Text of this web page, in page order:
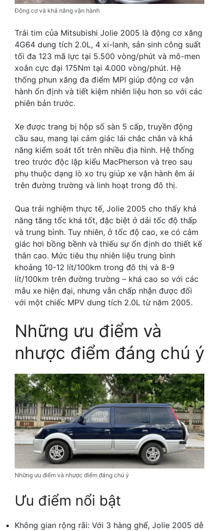
Động cơ và khả năng vận hành
Trái tim của Mitsubishi Jolie 2005 là động cơ xăng
4G64 dung tích 2.0L, 4 xi-lanh, sản sinh công suất
tối đa 123 mã lực tại 5.500 vòng/phút và mô-men
xoắn cực đại 175Nm tại 4.000 vòng/phút. Hệ
thống phun xăng đa điểm MPI giúp động cơ vận
hành ổn định và tiết kiệm nhiên liệu hơn so với các
phiên bản trước.
Xe được trang bị hộp số sàn 5 cấp, truyền động
cầu sau, mang lại cảm giác lái chắc chắn và khả
năng kiểm soát tốt trên nhiều địa hình. Hệ thống
treo trước độc lập kiểu MacPherson và treo sau
phụ thuộc dạng lò xo trụ giúp xe vận hành êm ái
trên đường trường và linh hoạt trong đô thị.
Qua trải nghiệm thực tế, Jolie 2005 cho thấy khả
năng tăng tốc khá tốt, đặc biệt ở dải tốc độ thấp
và trung bình. Tuy nhiên, ở tốc độ cao, xe có cảm
giác hơi bồng bềnh và thiếu sự ổn định do thiết kế
thân cao. Mức tiêu thụ nhiên liệu trung bình
khoảng 10-12 lít/100km trong đô thị và 8-9
lít/100km trên đường trường – khá cao so với các
mẫu xe hiện đại, nhưng vẫn chấp nhận được đối
với một chiếc MPV dung tích 2.0L từ năm 2005.
Những ưu điểm và
nhược điểm đáng chú ý
Những ưu điểm và nhược điểm đáng chú ý
Ưu điểm nổi bật
Không gian rộng rãi: Với 3 hàng ghế, Jolie 2005 dễ